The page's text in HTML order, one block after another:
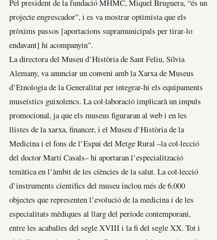
Pel president de la fundació MHMC, Miquel Bruguera, “és un
projecte engrescador”, i es va mostrar optimista que els
pròxims passos [aportacions supramunicipals per tirar-lo
endavant] hi acompanyin”.
La directora del Museu d’Història de Sant Feliu, Sílvia
Alemany, va anunciar un conveni amb la Xarxa de Museus
d’Etnologia de la Generalitat per integrar-hi els equipaments
museístics guixolencs. La col·laboració implicarà un impuls
promocional, ja que els museus figuraran al web i en les
llistes de la xarxa, financer, i el Museu d’Història de la
Medicina i el fons de l’Espai del Metge Rural –la col·lecció
del doctor Martí Casals– hi aportaran l’especialització
temàtica en l’àmbit de les ciències de la salut. La col·lecció
d’instruments científics del museu inclou més de 6.000
objectes que representen l’evolució de la medicina i de les
especialitats mèdiques al llarg del període contemporani,
entre les acaballes del segle XVIII i la fi del segle XX. Tot i